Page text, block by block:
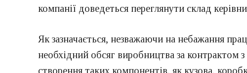
компанії доведеться переглянути склад
Як зазначається, незважаючи на небажання
необхідний обсяг виробництва за
створення таких компонентів, як кузова,